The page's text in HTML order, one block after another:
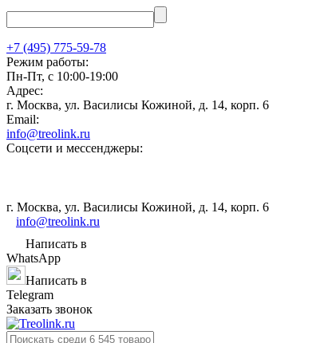
+7 (495) 775-59-78
Режим работы:
Пн-Пт, с 10:00-19:00
Адрес:
г. Москва, ул. Василисы Кожиной, д. 14, корп. 6
Email:
info@treolink.ru
Соцсети и мессенджеры:
г. Москва, ул. Василисы Кожиной, д. 14, корп. 6
info@treolink.ru
Написать в
WhatsApp
Написать в
Telegram
Заказать звонок